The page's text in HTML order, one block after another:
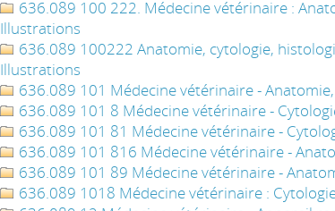
636.089 100 222. Médecine vétérinaire :
Illustrations
636.089 100222 Anatomie, cytologie,
Illustrations
636.089 101 Médecine vétérinaire -
636.089 101 8 Médecine vétérinaire -
636.089 101 81 Médecine vétérinaire -
636.089 101 816 Médecine vétérinaire -
636.089 101 89 Médecine vétérinaire -
636.089 1018 Médecine vétérinaire :